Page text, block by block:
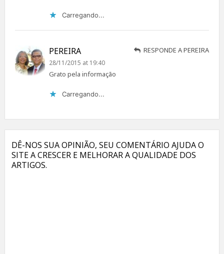
Carregando...
PEREIRA RESPONDE A PEREIRA
28/11/2015 at 19:40
Grato pela informação
Carregando...
DÊ-NOS SUA OPINIÃO, SEU COMENTÁRIO AJUDA O
SITE A CRESCER E MELHORAR A QUALIDADE DOS
ARTIGOS.